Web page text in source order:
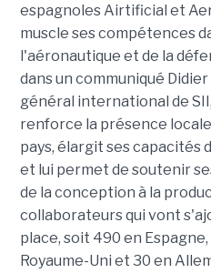
espagnoles Airtificial et
muscle ses compétences
l'aéronautique et de la
dans un communiqué
général international de
renforce la présence
pays, élargit ses
et lui permet de soutenir
de la conception à la
collaborateurs qui vont
place, soit 490 en Espagne,
Royaume-Uni et 30 en